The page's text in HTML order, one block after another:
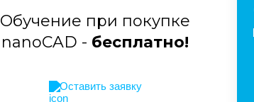
Обучение при покупке
nanoCAD - бесплатно!
Оставить заявку